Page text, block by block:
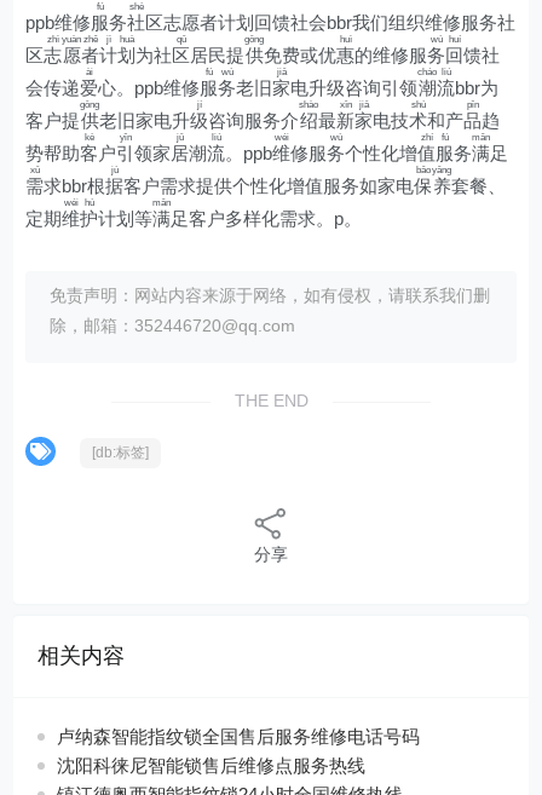
ppb维修服
fú
务社
shè
区志愿者计划回馈社会bbr我们组织维修服务社
区志
zhì
愿
yuàn
者
zhě
计
jì
划
huà
为社区
qū
居民提供
gōng
免费或优惠
huì
的维修服务
wù
回
huí
馈社
会传递爱
ài
心。ppb维修服
fú
务
wù
老旧家
jiā
电升级咨询引领潮
cháo
流
liú
bbr为
客户提供
gōng
老旧家电升级
jí
咨询服务介绍
shào
最新
xīn
家
jiā
电技术
shù
和产品
pǐn
趋
势帮助客
kè
户引
yǐn
领家居
jū
潮流
liú
。ppb维
wéi
修服务
wù
个性化增值
zhí
服
fú
务满
mǎn
足
需
xū
求bbr根据
jù
客户需求提供个性化增值服务如家电保
bǎo
养
yǎng
套餐、
定期维
wéi
护
hù
计划等满
mǎn
足客户多样化需求。p。
免责声明：网站内容来源于网络，如有侵权，请联系我们删
除，邮箱：352446720@qq.com
THE END
[db:标签]
分享
相关内容
卢纳森智能指纹锁全国售后服务维修电话号码
沈阳科徕尼智能锁售后维修点服务热线